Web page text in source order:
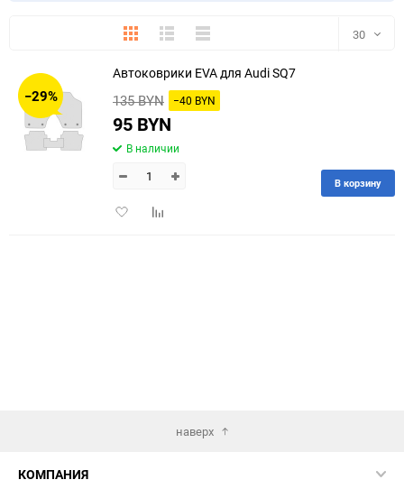
ПлиткаПодробноКомпактно 30
150
−29%
Автоковрики EVA для Audi SQ7
135 BYN −40 BYN
95 BYN
В наличии
ДобавитьДобавить
В корзину
наверх
КОМПАНИЯ